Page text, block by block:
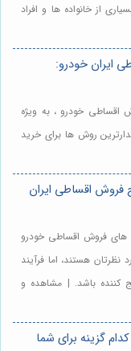
از خانواده ها و افراد
ایران خودرو:
اقساطی خودرو ، به ویژه
روش ها برای خرید
فروش اقساطی ایران
های فروش اقساطی خودرو
هستند، اما فرآیند
کننده باشد. | مشاهده و
گزینه برای شما